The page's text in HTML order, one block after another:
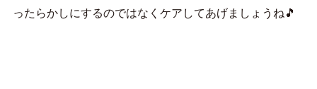
ったらかしにするのではなくケアしてあげましょうね🎵